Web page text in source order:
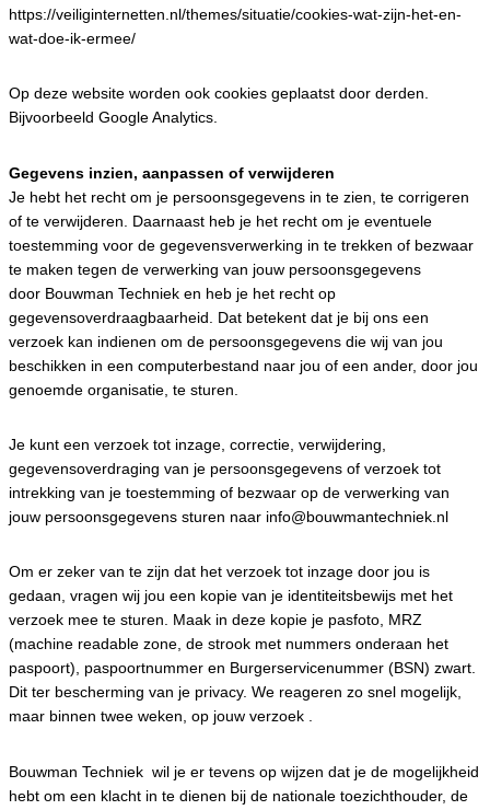
https://veiliginternetten.nl/themes/situatie/cookies-wat-zijn-het-en-
wat-doe-ik-ermee/
Op deze website worden ook cookies geplaatst door derden.
Bijvoorbeeld Google Analytics.
Gegevens inzien, aanpassen of verwijderen
Je hebt het recht om je persoonsgegevens in te zien, te corrigeren
of te verwijderen. Daarnaast heb je het recht om je eventuele
toestemming voor de gegevensverwerking in te trekken of bezwaar
te maken tegen de verwerking van jouw persoonsgegevens
door Bouwman Techniek en heb je het recht op
gegevensoverdraagbaarheid. Dat betekent dat je bij ons een
verzoek kan indienen om de persoonsgegevens die wij van jou
beschikken in een computerbestand naar jou of een ander, door jou
genoemde organisatie, te sturen.
Je kunt een verzoek tot inzage, correctie, verwijdering,
gegevensoverdraging van je persoonsgegevens of verzoek tot
intrekking van je toestemming of bezwaar op de verwerking van
jouw persoonsgegevens sturen naar info@bouwmantechniek.nl
Om er zeker van te zijn dat het verzoek tot inzage door jou is
gedaan, vragen wij jou een kopie van je identiteitsbewijs met het
verzoek mee te sturen. Maak in deze kopie je pasfoto, MRZ
(machine readable zone, de strook met nummers onderaan het
paspoort), paspoortnummer en Burgerservicenummer (BSN) zwart.
Dit ter bescherming van je privacy. We reageren zo snel mogelijk,
maar binnen twee weken, op jouw verzoek .
Bouwman Techniek wil je er tevens op wijzen dat je de mogelijkheid
hebt om een klacht in te dienen bij de nationale toezichthouder, de